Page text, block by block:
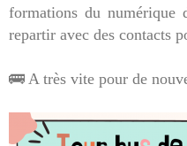
formations du numérique
repartir avec des contacts
🚌 A très vite pour de